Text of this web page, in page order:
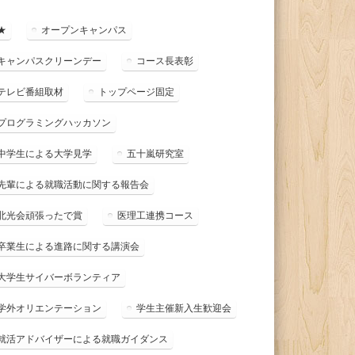
オープンキャンパス
ャンパスクリーンデー コース長表彰
レビ番組取材 トップページ固定
ログラミングハッカソン
学生による大学見学 五十嵐研究室
輩による就職活動に関する報告会
光会頑張ったで賞 医理工連携コース
業生による進路に関する講演会
学生サイバーボランティア
外オリエンテーション 学生主催新入生歓迎会
活アドバイザーによる就職ガイダンス